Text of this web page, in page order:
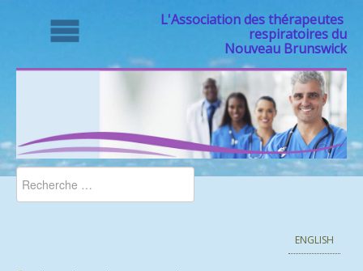
L'Association des thérapeutes
respiratoires du
Nouveau Brunswick
ENGLISH